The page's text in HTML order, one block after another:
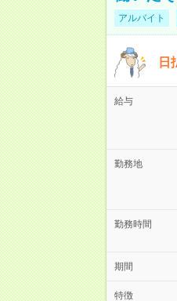
アルバイト
日
給与
勤務地
勤務時間
期間
特徴